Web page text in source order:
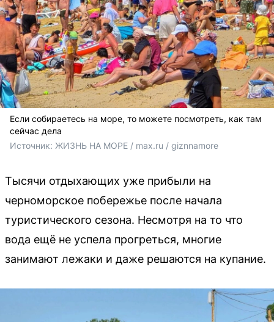
Если собираетесь на море, то можете посмотреть, как там
сейчас дела
Источник: ЖИЗНЬ НА МОРЕ / max.ru / giznnamore
Тысячи отдыхающих уже прибыли на
черноморское побережье после начала
туристического сезона. Несмотря на то что
вода ещё не успела прогреться, многие
занимают лежаки и даже решаются на купание.